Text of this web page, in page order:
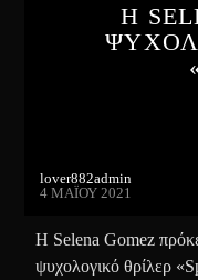
Η
lover882admin
4 ΜΑΪ́ΟΥ 2021
Η Selena Gomez
ψυχολογικό θρίλερ